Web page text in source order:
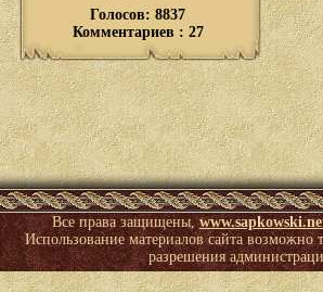
Голосов: 8837
Комментариев : 27
Все права защищены,
Использование материалов сайта возможно
разрешения